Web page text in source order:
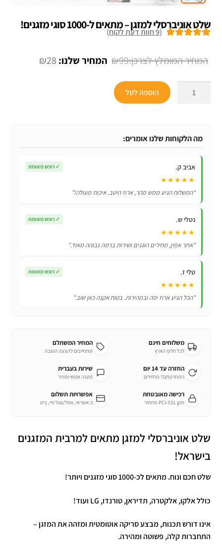
שלט אוניברסלי למזגן – מתאים ל-1000 סוגי מזגנים!
לקוחות
(
9חוות דעת לקוח)
₪99
המחיר
₪28 המחיר
למזגן
מתאים
מזגנים!
הוספה לסל
מה הלקוחות שלנו אומרים:
אביב ק. ✓ רוכש מאומת
★★★★★
"המשלוח הגיע ממש מהר, ארוז היטב. איכות מעולה!"
נטלי ש. ✓ רוכש מאומת
★★★★★
"אתר אמין, מחירים הוגנים ושירות ברמה גבוהה מאוד."
טלי ז. ✓ רוכש מאומת
★★★★★
"הכל הגיע ארוז יפה ובמהירות. בטוח אקנה כאן שוב."
משלוחים חינם
לכל חלקי הארץ
המחיר המשתלם
מתחייבים להצעה הטובה
החזרה עד 14 יום
התחרטתם? מחזירים
שירות בעברית
מענה אנושי ומהיר
רכישה מאובטחת
תקן PCI-SSL מחמיר
אפשרויות תשלום
כ.אשראי, אפל/גוגל פיי, ביט
שלט אוניברסלי למזגן מתאים למרבית המזגנים
בישראל!
שלט חכם ונוח. מתאים לכ-1000 סוגי מזגנים ויותר!
כולל אלקו, אלקטרה, תדיראן, טורנדו, LG ועוד!
אינו דורש תכנות, מבצע סריקה אוטומטית ומזהה את המזגן –
התחברות קלה, פשוטה ומהירה.